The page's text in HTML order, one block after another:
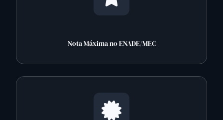
Nota Máxima no ENADE/MEC